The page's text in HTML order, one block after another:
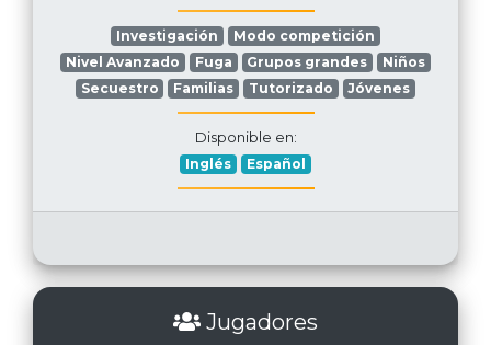
Investigación
Modo competición
Nivel Avanzado
Fuga Grupos grandes
Niños
Secuestro
Familias Tutorizado Jóvenes
Disponible en:
Inglés
Español
Jugadores